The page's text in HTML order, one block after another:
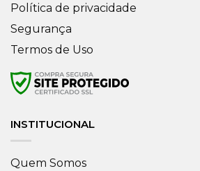
Política de privacidade
Segurança
Termos de Uso
INSTITUCIONAL
Quem Somos